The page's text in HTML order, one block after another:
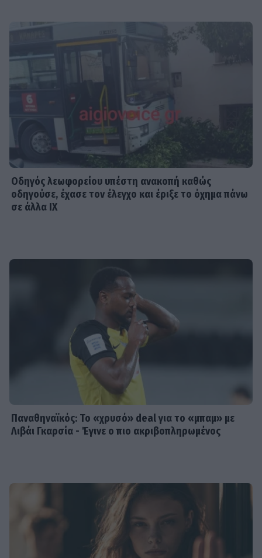
Οδηγός λεωφορείου υπέστη ανακοπή καθώς
οδηγούσε, έχασε τον έλεγχο και έριξε το όχημα πάνω
σε άλλα ΙΧ
Παναθηναϊκός: Το «χρυσό» deal για το «μπαμ» με
Λιβάι Γκαρσία - Έγινε ο πιο ακριβοπληρωμένος